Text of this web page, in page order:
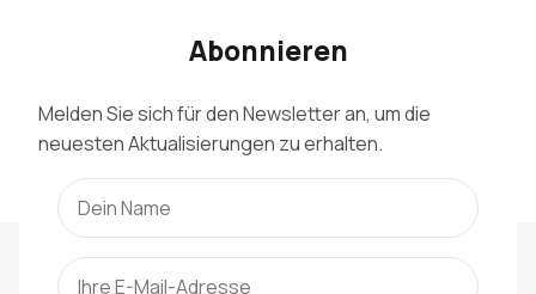
Abonnieren
Melden Sie sich für den Newsletter an, um die
neuesten Aktualisierungen zu erhalten.